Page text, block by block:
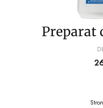
Preparat